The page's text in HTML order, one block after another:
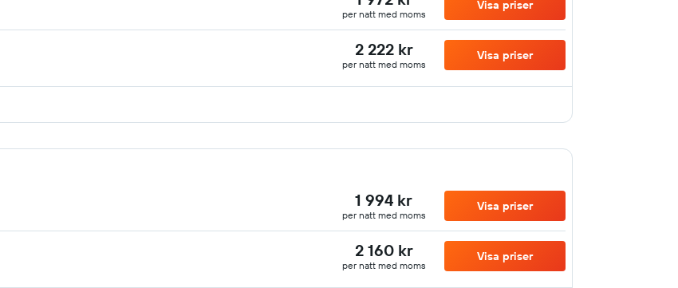
per natt med moms
Visa priser
2 222 kr
per natt med moms
Visa priser
1 994 kr
per natt med moms
Visa priser
2 160 kr
per natt med moms
Visa priser